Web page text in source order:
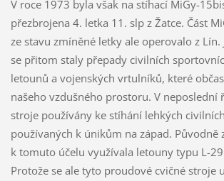
V roce 1973 byla však na stíhací MiGy-
přezbrojena 4. letka 11. slp z Žatce. Část
ze stavu zmíněné letky ale operovalo z Lín.
se přitom staly přepady civilních
letounů a vojenských vrtulníků, které
našeho vzdušného prostoru. V neposlední
stroje používány ke stíhání lehkých
používaných k únikům na západ. Původně
k tomuto účelu využívala letouny typu L-29
Protože se ale tyto proudové cvičné stroje